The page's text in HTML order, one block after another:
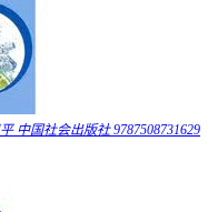
中国社会出版社 9787508731629